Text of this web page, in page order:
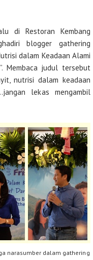
di Restoran Kembang
blogger gathering
dalam Keadaan Alami
Membaca judul tersebut
nutrisi dalam keadaan
lekas mengambil
narasumber dalam gathering